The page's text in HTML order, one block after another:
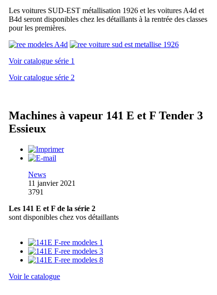
Les voitures SUD-EST métallisation 1926 et les voitures A4d et
B4d seront disponibles chez les détaillants à la rentrée des classes
pour les premières.
Voir catalogue série 1
Voir catalogue série 2
Machines à vapeur 141 E et F Tender 3
Essieux
News
11 janvier 2021
3791
Les 141 E et F de la série 2
sont disponibles chez vos détaillants
Voir le catalogue